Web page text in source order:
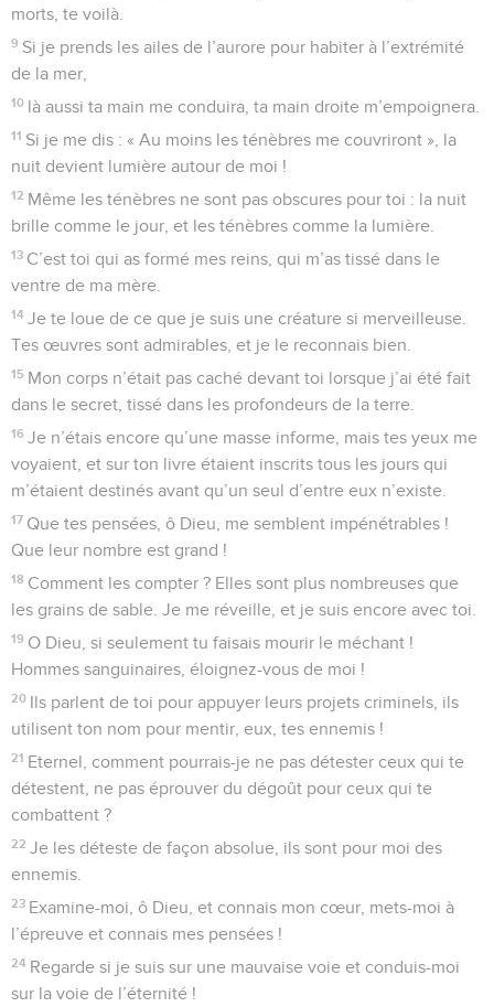
de tes mains !
Psaumes 139
Seuls les Évangiles sont disponibles en vidéo pour le moment.
Prière d'un homme en butte aux calomnies
m’examines et tu me connais,
discernes de loin ma pensée.
mes voies te sont familières.
tu la connais entièrement.
Tu m’entoures par-derrière et par-devant, et tu mets ta
Une telle connaissance est trop extraordinaire pour moi,
Où pourrais-je aller loin de ton Esprit, où pourrais-je fuir loin
Si je monte au ciel, tu es là ; si je me couche au séjour des
Si je prends les ailes de l’aurore pour habiter à l’extrémité
là aussi ta main me conduira, ta main droite m’empoignera.
Si je me dis : « Au moins les ténèbres me couvriront », la
nuit devient lumière autour de moi !
Même les ténèbres ne sont pas obscures pour toi : la nuit
brille comme le jour, et les ténèbres comme la lumière.
13
C’est toi qui as formé mes reins, qui m’as tissé dans le
ventre de ma mère.
Je te loue de ce que je suis une créature si merveilleuse.